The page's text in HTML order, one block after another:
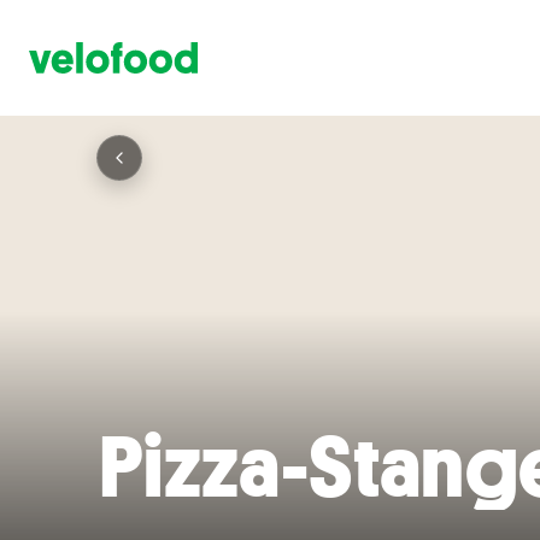
Pizza-